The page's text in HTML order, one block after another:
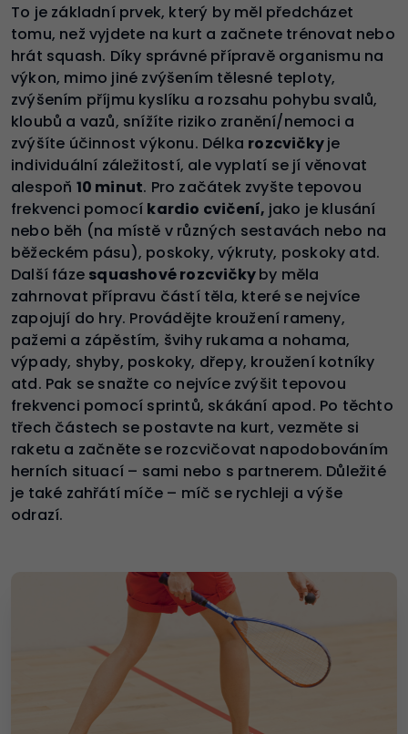
To je základní prvek, který by měl předcházet
tomu, než vyjdete na kurt a začnete trénovat nebo
hrát squash. Díky správné přípravě organismu na
výkon, mimo jiné zvýšením tělesné teploty,
zvýšením příjmu kyslíku a rozsahu pohybu svalů,
kloubů a vazů, snížíte riziko zranění/nemoci a
zvýšíte účinnost výkonu. Délka rozcvičkyje
individuální záležitostí, ale vyplatí se jí věnovat
alespoň 10 minut. Pro začátek zvyšte tepovou
frekvenci pomocí kardio cvičení, jako je klusání
nebo běh (na místě v různých sestavách nebo na
běžeckém pásu), poskoky, výkruty, poskoky atd.
Další fáze squashové rozcvičkyby měla
zahrnovat přípravu částí těla, které se nejvíce
zapojují do hry. Provádějte kroužení rameny,
pažemi a zápěstím, švihy rukama a nohama,
výpady, shyby, poskoky, dřepy, kroužení kotníky
atd. Pak se snažte co nejvíce zvýšit tepovou
frekvenci pomocí sprintů, skákání apod. Po těchto
třech částech se postavte na kurt, vezměte si
raketu a začněte se rozcvičovat napodobováním
herních situací – sami nebo s partnerem. Důležité
je také zahřátí míče – míč se rychleji a výše
odrazí.